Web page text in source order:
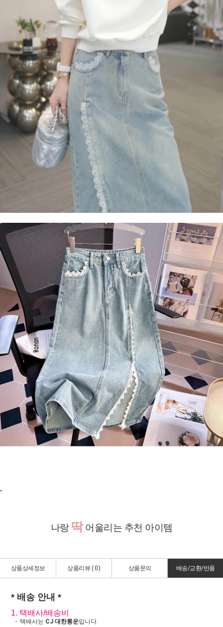
"
나랑 딱어울리는 추천 아이템
상품상세정보 상품리뷰 ( 0) 상품문의 배송/교환/반품
* 배송 안내 *
1. 택배사/배송비
- 택배사는 CJ 대한통운입니다.